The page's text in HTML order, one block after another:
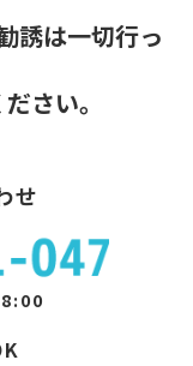
誘は一切行っ
さい。
せ